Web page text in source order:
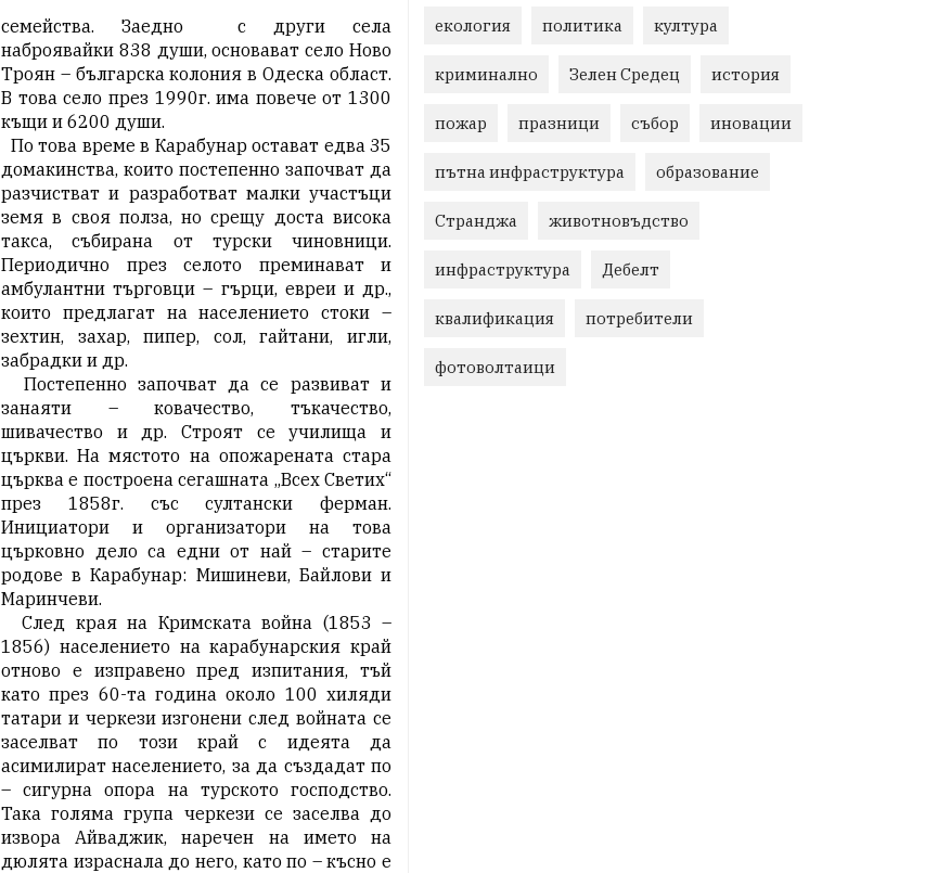
семейства. Заедно с други села
наброявайки 838 души, основават село Ново
Троян – българска колония в Одеска област.
В това село през 1990г. има повече от 1300
къщи и 6200 души.
По това време в Карабунар остават едва 35
домакинства, които постепенно започват да
разчистват и разработват малки участъци
земя в своя полза, но срещу доста висока
такса, събирана от турски чиновници.
Периодично през селото преминават и
амбулантни търговци – гърци, евреи и др.,
които предлагат на населението стоки –
зехтин, захар, пипер, сол, гайтани, игли,
забрадки и др.
Постепенно започват да се развиват и
занаяти – ковачество, тъкачество,
шивачество и др. Строят се училища и
църкви. На мястото на опожарената стара
църква е построена сегашната „Всех Светих“
през 1858г. със султански ферман.
Инициатори и организатори на това
църковно дело са едни от най – старите
родове в Карабунар: Мишиневи, Байлови и
Маринчеви.
След края на Кримската война (1853 –
1856) населението на карабунарския край
отново е изправено пред изпитания, тъй
като през 60-та година около 100 хиляди
татари и черкези изгонени след войната се
заселват по този край с идеята да
асимилират населението, за да създадат по
– сигурна опора на турското господство.
Така голяма група черкези се заселва до
извора Айваджик, наречен на името на
дюлята израснала до него, като по – късно е
екология политика култура
криминално Зелен Средец история
пожар празници събор иновации
пътна инфраструктура образование
Странджа животновъдство
инфраструктура Дебелт
квалификация потребители
фотоволтаици